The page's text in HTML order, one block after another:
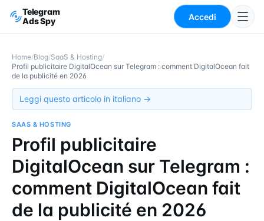
Telegram
Ads Spy
Accedi
Home/Blog/SaaS & Hosting/
Profil publicitaire DigitalOcean sur Telegram : comment DigitalOcean fait
de la publicité en 2026
Leggi questo articolo in italiano →
SAAS & HOSTING
Profil publicitaire
DigitalOcean sur Telegram :
comment DigitalOcean fait
de la publicité en 2026